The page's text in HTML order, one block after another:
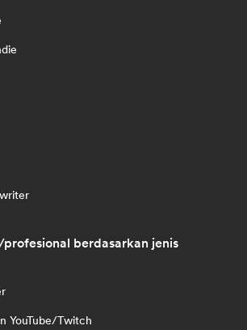
berdasarkan jenis
YouTube/Twitch